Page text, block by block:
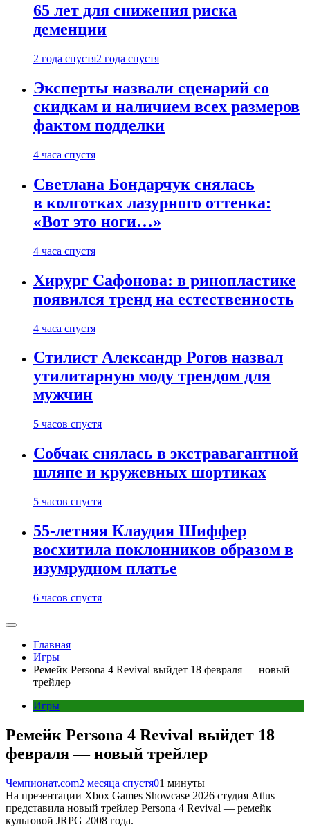
65 лет для снижения риска
деменции
2 года спустя2 года спустя
Эксперты назвали сценарий со
скидкам и наличием всех размеров
фактом подделки
4 часа спустя
Светлана Бондарчук снялась
в колготках лазурного оттенка:
«Вот это ноги…»
4 часа спустя
Хирург Сафонова: в ринопластике
появился тренд на естественность
4 часа спустя
Стилист Александр Рогов назвал
утилитарную моду трендом для
мужчин
5 часов спустя
Собчак снялась в экстравагантной
шляпе и кружевных шортиках
5 часов спустя
55-летняя Клаудия Шиффер
восхитила поклонников образом в
изумрудном платье
6 часов спустя
Главная
Игры
Ремейк Persona 4 Revival выйдет 18 февраля — новый
трейлер
Игры
Ремейк Persona 4 Revival выйдет 18
февраля — новый трейлер
Чемпионат.com2 месяца спустя01 минуты
На презентации Xbox Games Showcase 2026 студия Atlus
представила новый трейлер Persona 4 Revival — ремейк
культовой JRPG 2008 года.